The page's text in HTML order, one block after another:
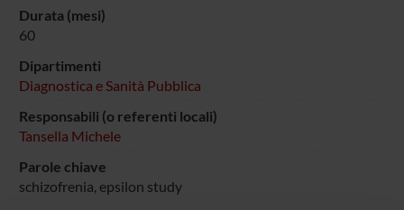
Durata (mesi)
60
Dipartimenti
Diagnostica e Sanità Pubblica
Responsabili (o referenti locali)
Tansella Michele
Parole chiave
schizofrenia, epsilon study